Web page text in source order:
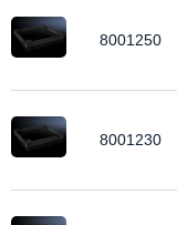
8001250
8001230